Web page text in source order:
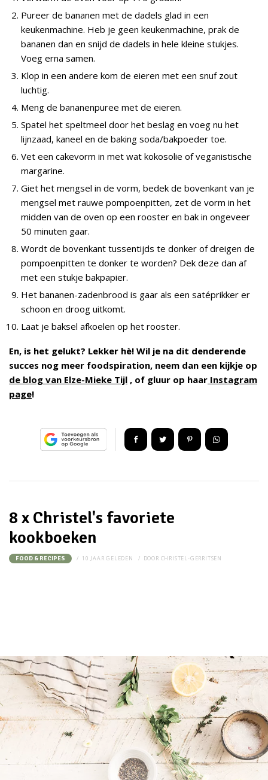
Pureer de bananen met de dadels glad in een
keukenmachine. Heb je geen keukenmachine, prak de
bananen dan en snijd de dadels in hele kleine stukjes.
Voeg erna samen.
Klop in een andere kom de eieren met een snuf zout
luchtig.
Meng de bananenpuree met de eieren.
Spatel het speltmeel door het beslag en voeg nu het
lijnzaad, kaneel en de baking soda/bakpoeder toe.
Vet een cakevorm in met wat kokosolie of veganistische
margarine.
Giet het mengsel in de vorm, bedek de bovenkant van je
mengsel met rauwe pompoenpitten, zet de vorm in het
midden van de oven op een rooster en bak in ongeveer
50 minuten gaar.
Wordt de bovenkant tussentijds te donker of dreigen de
pompoenpitten te donker te worden? Dek deze dan af
met een stukje bakpapier.
Het bananen-zadenbrood is gaar als een satéprikker er
schoon en droog uitkomt.
Laat je baksel afkoelen op het rooster.
En, is het gelukt? Lekker hè! Wil je na dit denderende
succes nog meer foodspiration, neem dan een kijkje op
de blog van Elze-Mieke Tijl , of gluur op haar Instagram
page!
8 x Christel's favoriete
kookboeken
FOOD & RECIPES 10 JAAR GELEDEN DOOR CHRISTEL-GERRITSEN